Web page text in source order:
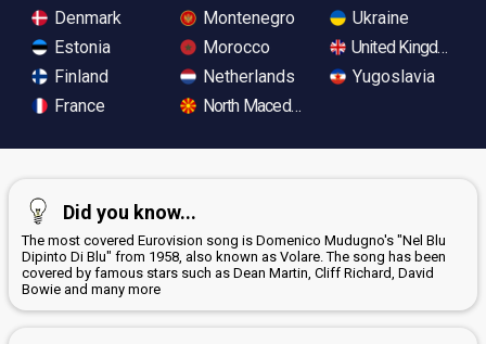
Denmark
Estonia
Finland
France
Montenegro
Morocco
Netherlands
North Macedonia
Ukraine
United Kingdom
Yugoslavia
Did you know...
The most covered Eurovision song is Domenico Mudugno's "Nel Blu
Dipinto Di Blu" from 1958, also known as Volare. The song has been
covered by famous stars such as Dean Martin, Cliff Richard, David
Bowie and many more